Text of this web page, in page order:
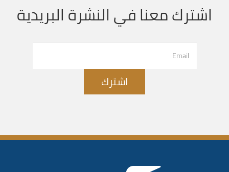
اشترك معنا في النشرة البريدية
اشترك